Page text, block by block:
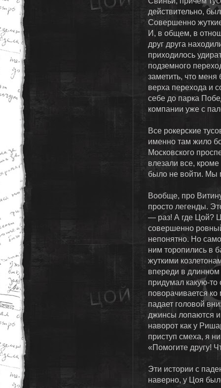
действительно,
Совершенно
И, в общем, в
друг друга
приходилось
подземного
заметить, что меня
верха перехода и
себе до парка
компании уже с
Все рокерские
именно там жило
Московского
влезали все,
было не войти. Мы
Вообще, про
просто легенды.
— раз! А где Цой?
совершенно
непонятно. Но
ним торопились в
жуткими
впереди в
придумал какую-
поворачивается ко
падает головой
джинсы лопаются
наворот как у
приступ смеха, я
«Помогите другу!
Эти истории с
наверно, у Цоя